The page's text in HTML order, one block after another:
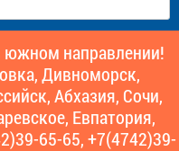
южном направлении!
Дивноморск,
Абхазия, Сочи,
Евпатория,
65-65, +7(4742)39-